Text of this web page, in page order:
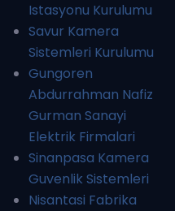
Istasyonu Kurulumu
Savur Kamera
Sistemleri Kurulumu
Gungoren
Abdurrahman Nafiz
Gurman Sanayi
Elektrik Firmalari
Sinanpasa Kamera
Guvenlik Sistemleri
Nisantasi Fabrika